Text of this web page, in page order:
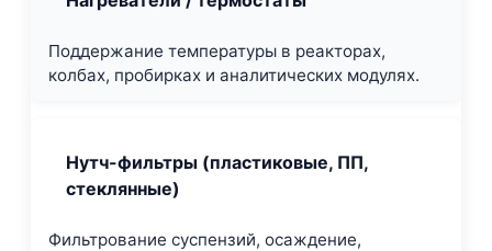
Поддержание температуры в реакторах,
колбах, пробирках и аналитических модулях.
Нутч-фильтры (пластиковые, ПП,
стеклянные)
Фильтрование суспензий, осаждение,